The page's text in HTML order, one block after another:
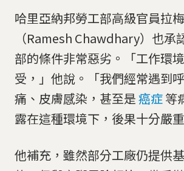
哈里亞納邦勞工部高級官員拉
（Ramesh Chawdhary）也承
部的條件非常惡劣。「工作環
受，」他說。「我們經常遇到
痛、皮膚感染，甚至是癌症等
露在這種環境下，後果十分嚴重
他補充，雖然部分工廠仍提供